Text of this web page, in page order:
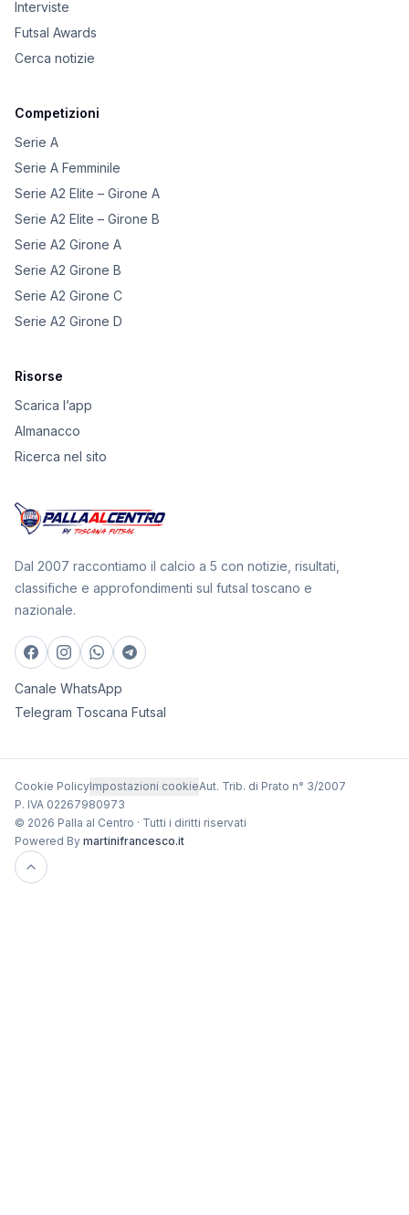
Interviste
Futsal Awards
Cerca notizie
Competizioni
Serie A
Serie A Femminile
Serie A2 Elite – Girone A
Serie A2 Elite – Girone B
Serie A2 Girone A
Serie A2 Girone B
Serie A2 Girone C
Serie A2 Girone D
Risorse
Scarica l’app
Almanacco
Ricerca nel sito
Dal 2007 raccontiamo il calcio a 5 con notizie, risultati,
classifiche e approfondimenti sul futsal toscano e
nazionale.
Canale WhatsApp
Telegram Toscana Futsal
Cookie PolicyImpostazioni cookieAut. Trib. di Prato n° 3/2007
P. IVA 02267980973
© 2026 Palla al Centro · Tutti i diritti riservati
Powered By martinifrancesco.it